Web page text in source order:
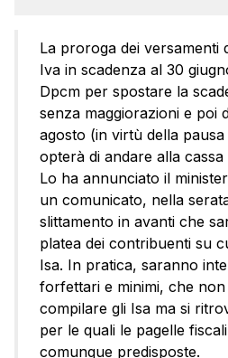
La proroga dei versamenti
Iva in scadenza al 30
Dpcm per spostare la
senza maggiorazioni e poi
agosto (in virtù della
opterà di andare alla
Lo ha annunciato il
un comunicato, nella
slittamento in avanti che
platea dei contribuenti su
Isa. In pratica, saranno
forfettari e minimi, che
compilare gli Isa ma si
per le quali le pagelle
comunque predisposte.